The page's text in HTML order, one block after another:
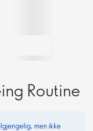
Routine
men ikke